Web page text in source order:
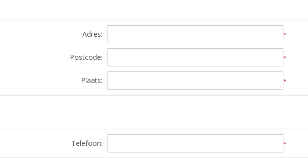
Adres: *
Postcode: *
Plaats: *
Telefoon: *